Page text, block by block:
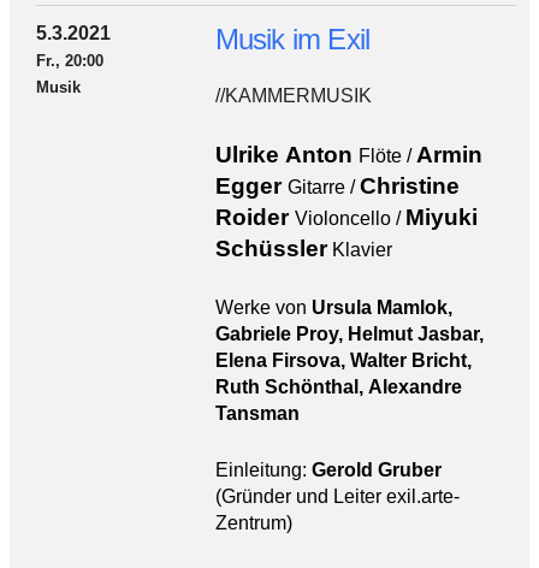
5.3.2021
Fr., 20:00
Musik
Musik im Exil
//KAMMERMUSIK
Ulrike Anton Flöte / Armin
Egger Gitarre /Christine
Roider Violoncello / Miyuki
SchüsslerKlavier
Werke von Ursula Mamlok,
Gabriele Proy, Helmut Jasbar,
Elena Firsova, Walter Bricht,
Ruth Schönthal, Alexandre
Tansman
Einleitung: Gerold Gruber
(Gründer und Leiter exil.arte-
Zentrum)